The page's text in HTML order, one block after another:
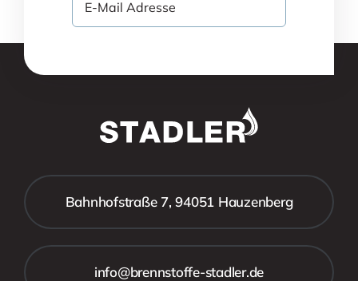
Bahnhofstraße 7, 94051 Hauzenberg
info@brennstoffe-stadler.de